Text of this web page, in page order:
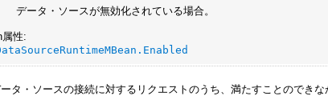
データ・ソースが無効化されている場合。
属性:
ータ・ソースの接続に対するリクエストのうち、満たすことのできな